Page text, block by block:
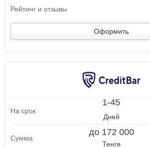
Оформить
1-45
Дней
до 172 000
Тенге